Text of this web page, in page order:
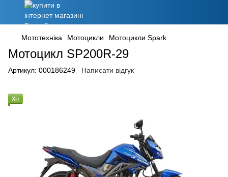
Мототехніка Мотоцикли Мотоцикли Spark
Мотоцикл SP200R-29
Артикул: 000186249 Написати відгук
Хіт